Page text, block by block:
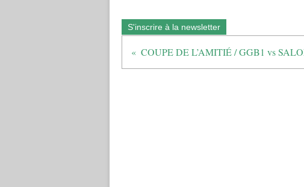
S'inscrire à la newsletter